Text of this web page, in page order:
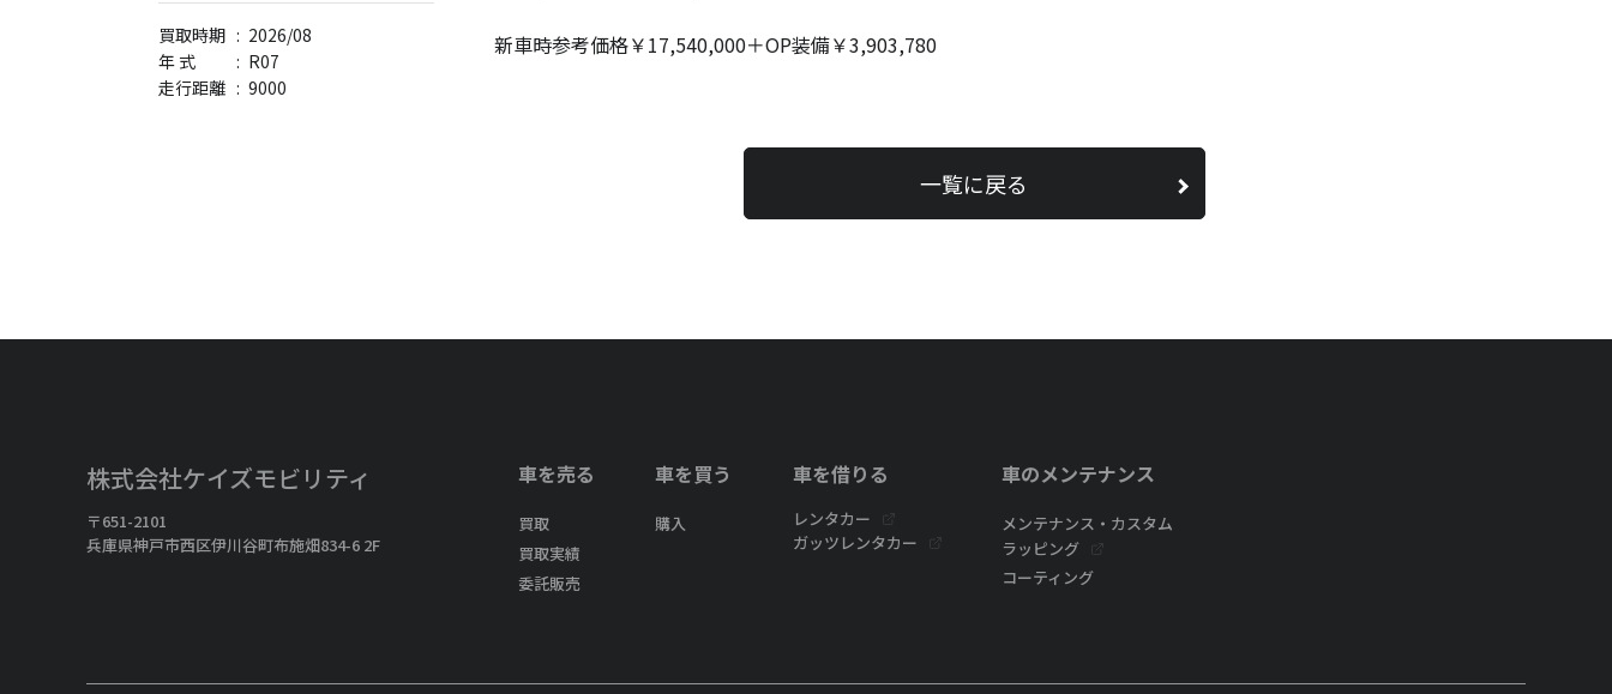
買取時期 : 2026/08
年 式
: R07
走行距離 : 9000
新車時参考価格￥17,540,000＋OP装備￥3,903,780
一覧に戻る
株式会社ケイズモビリティ
〒651-2101
兵庫県神戸市西区伊川谷町布施畑834-6 2F
車を売る
買取
買取実績
委託販売
車を買う
購入
車を借りる
レンタカー
ガッツレンタカー
車のメンテナンス
メンテナンス・カスタム
ラッピング
コーティング